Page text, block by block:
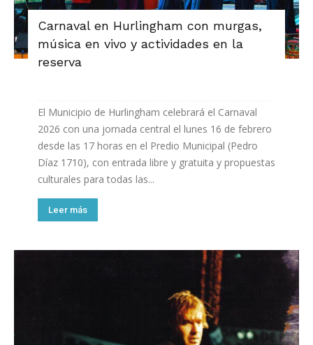
Carnaval en Hurlingham con murgas,
música en vivo y actividades en la
reserva
El Municipio de Hurlingham celebrará el Carnaval
2026 con una jornada central el lunes 16 de febrero
desde las 17 horas en el Predio Municipal (Pedro
Díaz 1710), con entrada libre y gratuita y propuestas
culturales para todas las...
Leer más